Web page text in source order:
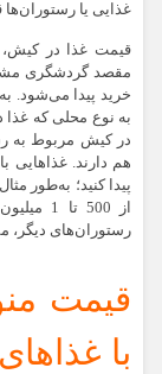
غذایی یا رستوران‌ها
قیمت غذا در کیش،
مقصد گردشگری
خرید پیدا می‌شود.
به نوع محلی که غذا
در کیش مربوط به
هم دارند. غذاهایی
از 500
رستوران‌های دیگر،
قیمت
با